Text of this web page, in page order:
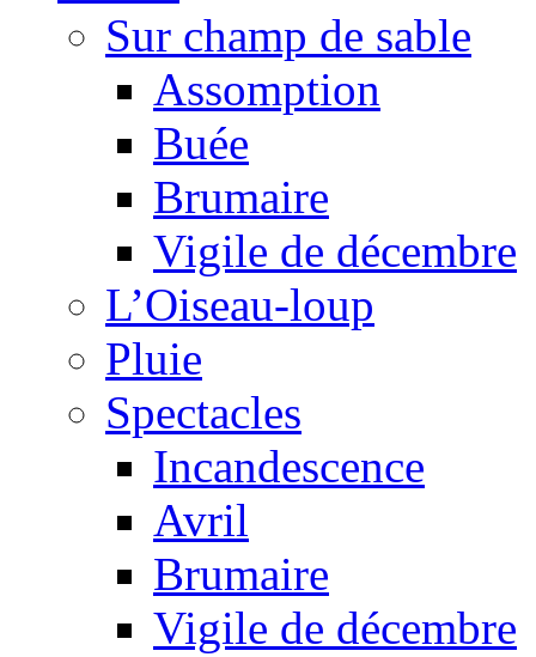
Sur champ de sable
Assomption
Buée
Brumaire
Vigile de décembre
L’Oiseau-loup
Pluie
Spectacles
Incandescence
Avril
Brumaire
Vigile de décembre